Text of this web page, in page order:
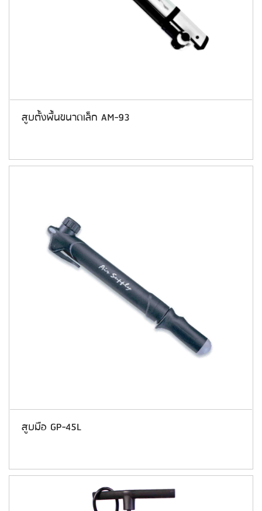
สูบตั้งพื้นขนาดเล็ก AM-93
สูบมือ GP-45L